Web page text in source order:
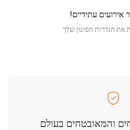
אירועים עתידיים!
את הגדרות הסינון שלך
והמאובטחים בעולם